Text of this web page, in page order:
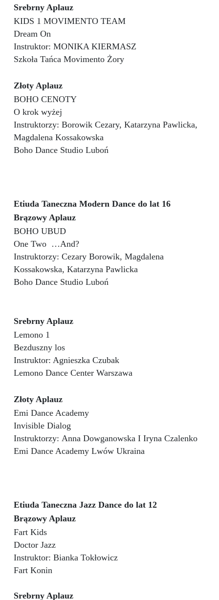
Srebrny Aplauz
KIDS 1 MOVIMENTO TEAM
Dream On
Instruktor: MONIKA KIERMASZ
Szkoła Tańca Movimento Żory
Złoty Aplauz
BOHO CENOTY
O krok wyżej
Instruktorzy: Borowik Cezary, Katarzyna Pawlicka,
Magdalena Kossakowska
Boho Dance Studio Luboń
Etiuda Taneczna Modern Dance do lat 16
Brązowy Aplauz
BOHO UBUD
One Two …And?
Instruktorzy: Cezary Borowik, Magdalena
Kossakowska, Katarzyna Pawlicka
Boho Dance Studio Luboń
Srebrny Aplauz
Lemono 1
Bezduszny los
Instruktor: Agnieszka Czubak
Lemono Dance Center Warszawa
Złoty Aplauz
Emi Dance Academy
Invisible Dialog
Instruktorzy: Anna Dowganowska I Iryna Czalenko
Emi Dance Academy Lwów Ukraina
Etiuda Taneczna Jazz Dance do lat 12
Brązowy Aplauz
Fart Kids
Doctor Jazz
Instruktor: Bianka Tokłowicz
Fart Konin
Srebrny Aplauz